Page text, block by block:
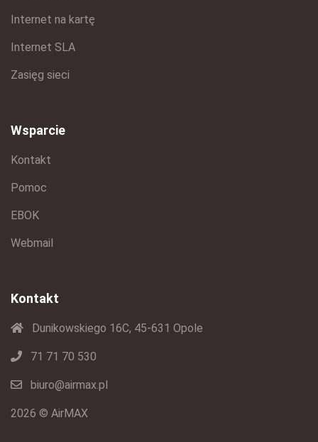
Internet na kartę
Internet SLA
Zasięg sieci
Wsparcie
Kontakt
Pomoc
EBOK
Webmail
Kontakt
Dunikowskiego 16C, 45-631 Opole
71 71 70 530
biuro@airmax.pl
2026 © AirMAX